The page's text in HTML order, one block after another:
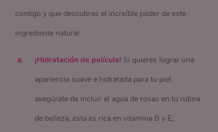
contigo y que descubras el increíble poder de este
ingrediente natural.
¡Hidratación de película! Si quieres lograr una
apariencia suave e hidratada para tu piel
asegúrate de incluir el agua de rosas en tu rutina
de belleza, esta es rica en vitamina B y E,